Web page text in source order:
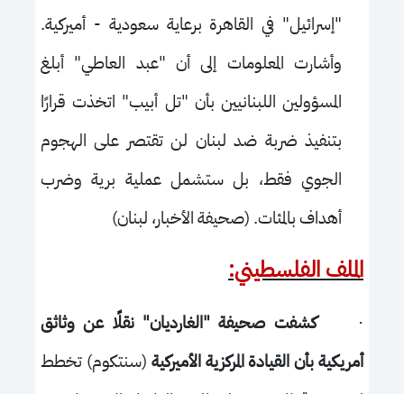
"إسرائيل" في القاهرة برعاية سعودية - أميركية.
وأشارت المعلومات إلى أن "عبد العاطي" أبلغ
المسؤولين اللبنانيين بأن "تل أبيب" اتخذت قرارًا
بتنفيذ ضربة ضد لبنان لن تقتصر على الهجوم
الجوي فقط، بل ستشمل عملية برية وضرب
أهداف بالمئات. (صحيفة الأخبار، لبنان)
الملف الفلسطيني:
·كشفت صحيفة "الغارديان" نقلًا عن وثاثق
أمريكية بأن القيادة المركزية الأميركية (سنتكوم) تخطط